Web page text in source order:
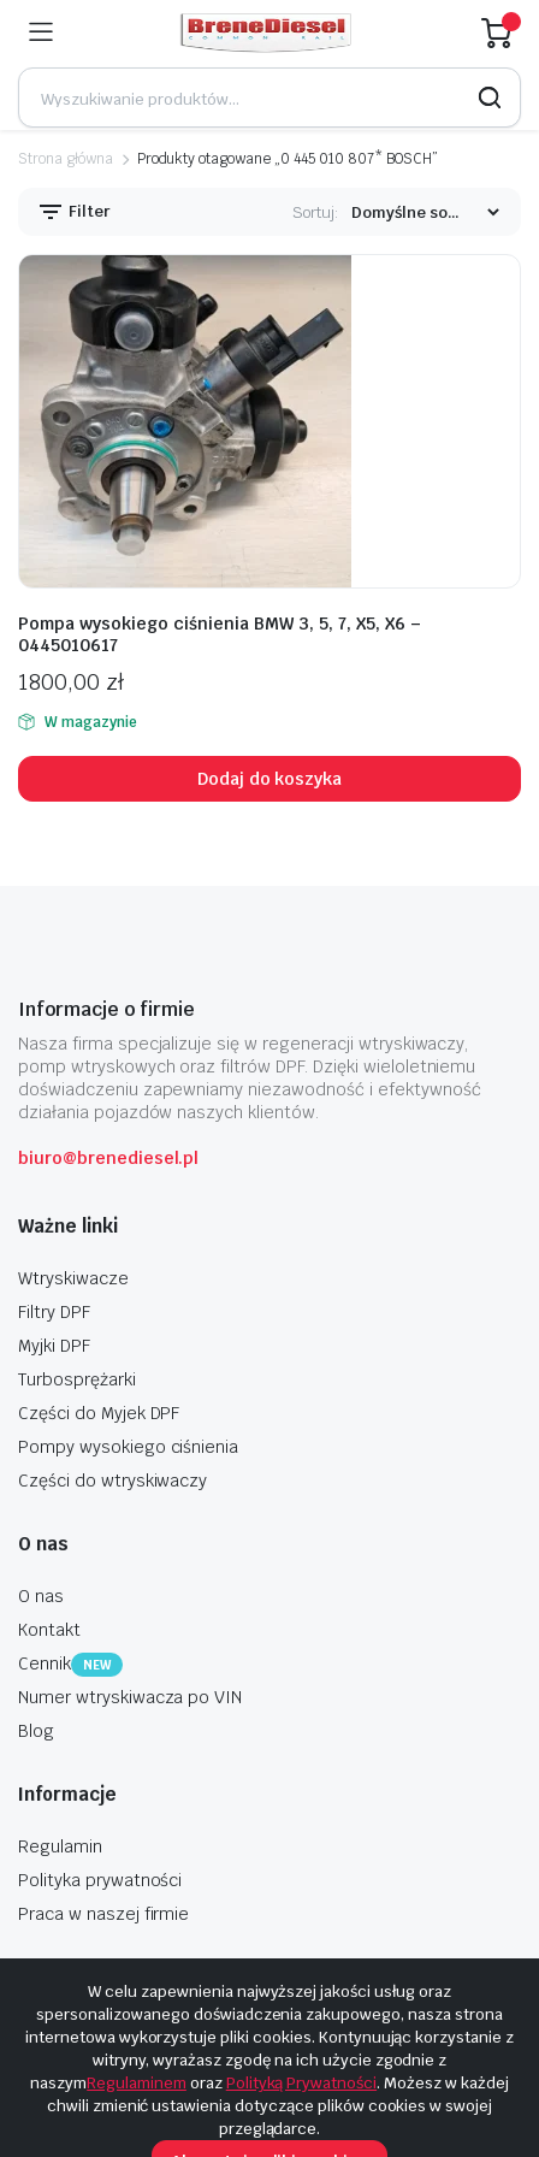
Strona główna Produkty otagowane „0 445 010 807* BOSCH”
Filter Sortuj:
Pompa wysokiego ciśnienia BMW 3, 5, 7, X5, X6 –
0445010617
1800,00 zł
W magazynie
Dodaj do koszyka
Informacje o firmie
Nasza firma specjalizuje się w regeneracji wtryskiwaczy,
pomp wtryskowych oraz filtrów DPF. Dzięki wieloletniemu
doświadczeniu zapewniamy niezawodność i efektywność
działania pojazdów naszych klientów.
biuro@brenediesel.pl
Ważne linki
Wtryskiwacze
Filtry DPF
Myjki DPF
Turbosprężarki
Części do Myjek DPF
Pompy wysokiego ciśnienia
Części do wtryskiwaczy
O nas
O nas
Kontakt
Cennik
NEW
Numer wtryskiwacza po VIN
Blog
Informacje
Regulamin
Polityka prywatności
Praca w naszej firmie
Copyright © 2025 Hosting i budowa Cyberplaneta.pl
W celu zapewnienia najwyższej jakości usług oraz
spersonalizowanego doświadczenia zakupowego, nasza strona
internetowa wykorzystuje pliki cookies. Kontynuując korzystanie z
witryny, wyrażasz zgodę na ich użycie zgodnie z
naszymRegulaminem orazPolityką Prywatności. Możesz w każdej
chwili zmienić ustawienia dotyczące plików cookies w swojej
przeglądarce.